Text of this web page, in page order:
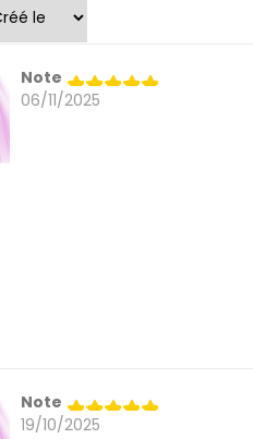
Note
06/11/2025
Note
19/10/2025